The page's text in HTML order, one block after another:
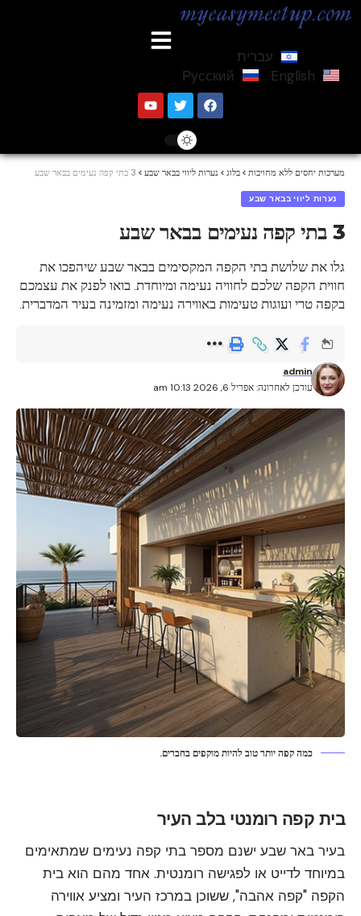
עברית
English
Русский
מערכות יחסים ללא מחויבות > בלוג > נערות ליווי בבאר שבע > 3 בתי קפה נעימים בבאר שבע
נערות ליווי בבאר שבע
3 בתי קפה נעימים בבאר שבע
גלו את שלושת בתי הקפה המקסימים בבאר שבע שיהפכו את
חווית הקפה שלכם לחוויה נעימה ומיוחדת. בואו לפנק את עצמכם
בקפה טרי ועוגות טעימות באווירה נעימה ומזמינה בעיר המדברית.
עודכן לאחרונה: אפריל 6, 2026 10:13 am
admin
כמה קפה יותר טוב להיות מוקפים בחברים.
בית קפה רומנטי בלב העיר
בעיר באר שבע ישנם מספר בתי קפה נעימים שמתאימים
במיוחד לדייט או לפגישה רומנטית. אחד מהם הוא בית
הקפה "קפה אהבה", ששוכן במרכז העיר ומציע אווירה